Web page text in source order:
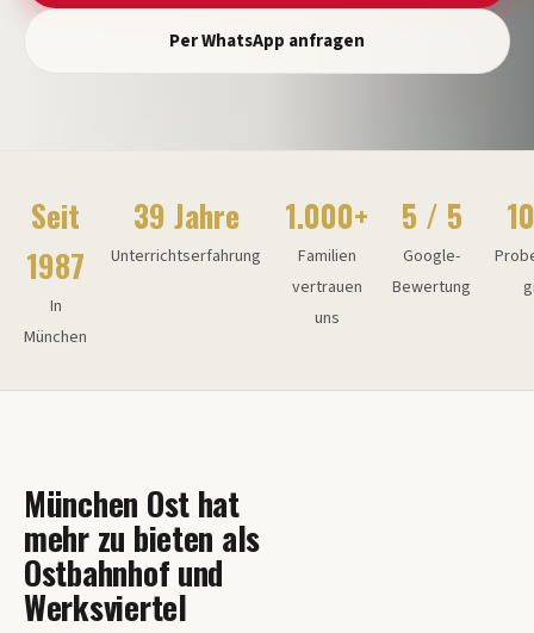
Per WhatsApp anfragen
Seit
1987
In
München
39 Jahre
Unterrichtserfahrung
1.000+
Familien
vertrauen
uns
5 / 5
Google-
Bewertung
München Ost hat
mehr zu bieten als
Ostbahnhof und
Werksviertel